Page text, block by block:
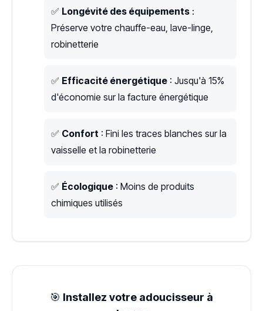
✅ Longévité des équipements :
Préserve votre chauffe-eau, lave-linge,
robinetterie
✅ Efficacité énergétique : Jusqu'à 15%
d'économie sur la facture énergétique
✅ Confort : Fini les traces blanches sur la
vaisselle et la robinetterie
✅ Écologique : Moins de produits
chimiques utilisés
🎯 Installez votre adoucisseur à